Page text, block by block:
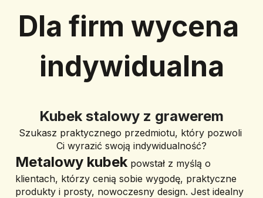
Dla firm wycena
indywidualna
Kubek stalowy z grawerem
Szukasz praktycznego przedmiotu, który pozwoli
Ci wyrazić swoją indywidualność?
Metalowy kubek powstał z myślą o
klientach, którzy cenią sobie wygodę, praktyczne
produkty i prosty, nowoczesny design. Jest idealny